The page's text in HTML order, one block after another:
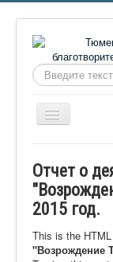
Искать...
Включить/
выключить
О фонде
Онлайн
Отчет о
2015 год.
This is the
"Возрождение